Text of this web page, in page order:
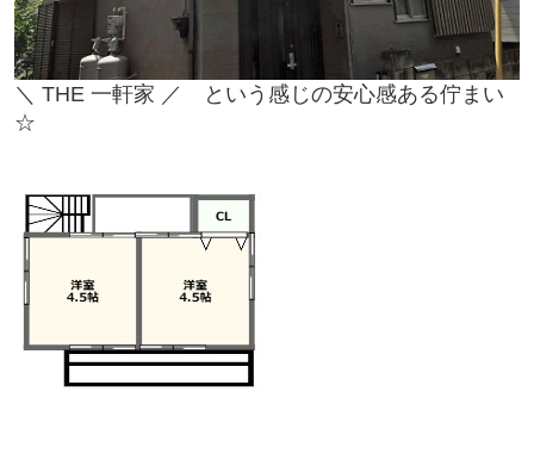
＼ THE 一軒家 ／ という感じの安心感ある佇まい
☆